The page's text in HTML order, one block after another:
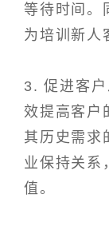
等待时间。
为培训新人
3. 促进客
效提高客户
其历史需求
业保持关系
值。